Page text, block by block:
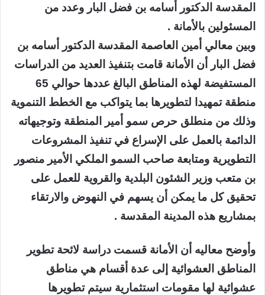
المقدسة الدكتور أسامه بن فضل البار وعدد من
المسئولين بالأمانة .
وبين معالي أمين العاصمة المقدسة الدكتور أسامه بن
فضل البار أن الأمانة قامت بتنفيذ العديد من الدراسات
المستفيضة لهذه المناطق البالغ عددها حوالي 65
منطقة تمهيدا لتطويرها بما يتواكب مع الخطط التنموية
وذلك من منطلق حرص سمو أمير المنطقة وتوجيهاته
الدائمة بالعمل على الإسراع في تنفيذ المشروعات
التطويرية ومتابعة صاحب السمو الملكي الأمير منصور
بن متعب وزير الشئون البلدية والقروية للعمل على
تحقيق كل ما يمكن أن يسهم في النهوض والارتقاء
بمشاريع هذه المدينة المقدسة .
وأوضح معاليه أن الأمانة قسمت دراسة لائحة تطوير
المناطق العشوائية إلى عدة أقسام هي مناطق
عشوائية لها مقومات استثمارية سيتم تطويرها